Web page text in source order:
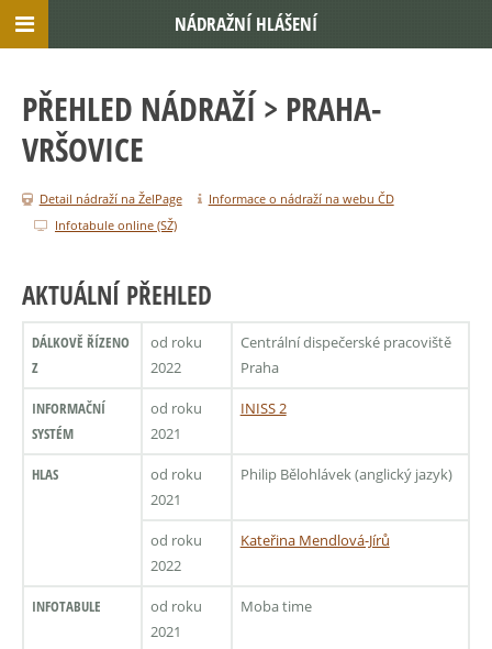
PŘEHLED NÁDRAŽÍ > PRAHA-
VRŠOVICE
Detail nádraží na ŽelPage
Informace o nádraží na webu ČD
Infotabule online (SŽ)
AKTUÁLNÍ PŘEHLED
DÁLKOVĚ ŘÍZENO
Z
od roku
2022
Centrální dispečerské pracoviště
Praha
INFORMAČNÍ
SYSTÉM
od roku
2021
INISS 2
HLAS
od roku
2021
Philip Bělohlávek (anglický jazyk)
od roku
2022
Kateřina Mendlová-Jírů
INFOTABULE
od roku
2021
Moba time
NÁDRAŽNÍ HLÁŠENÍ